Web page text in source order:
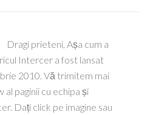
Dragi prieteni, Așa cum a
Intercer a fost lansat
2010. Vă trimitem mai
al paginii cu echipa și
Dați click pe imagine sau